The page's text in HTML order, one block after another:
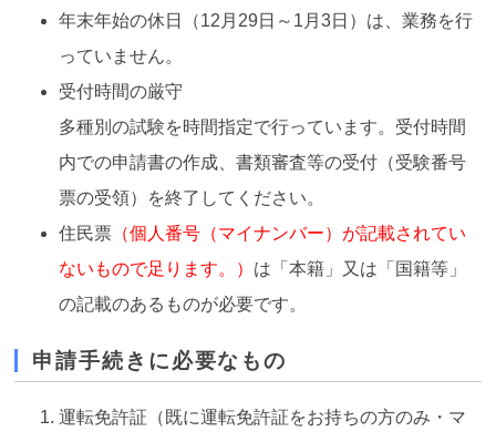
年末年始の休日（12月29日～1月3日）は、業務を行
っていません。
受付時間の厳守
多種別の試験を時間指定で行っています。受付時間
内での申請書の作成、書類審査等の受付（受験番号
票の受領）を終了してください。
住民票 （個人番号（マイナンバー）が記載されてい
ないもので足ります。） は「本籍」又は「国籍等」
の記載のあるものが必要です。
申請手続きに必要なもの
運転免許証（既に運転免許証をお持ちの方のみ・マ